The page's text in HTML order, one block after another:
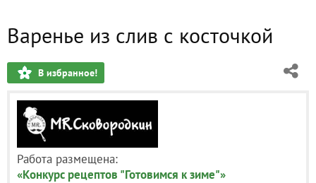
Варенье из слив с косточкой
В избранное!
Работа размещена:
«Конкурс рецептов "Готовимся к зиме"»